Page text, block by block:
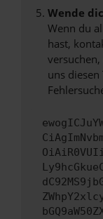
Wende
Wenn du
hast,
uns